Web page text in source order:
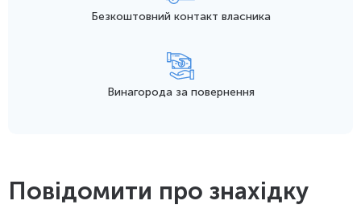
Безкоштовний контакт власника
Винагорода за повернення
Повідомити про знахідку